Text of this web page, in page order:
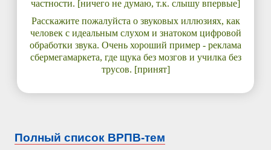
частности. [ничего не думаю, т.к. слышу впервые]
Расскажите пожалуйста о звуковых иллюзиях, как
человек с идеальным слухом и знатоком цифровой
обработки звука. Очень хороший пример - реклама
сбермегамаркета, где щука без мозгов и училка без
трусов. [принят]
Полный список ВРПВ-тем